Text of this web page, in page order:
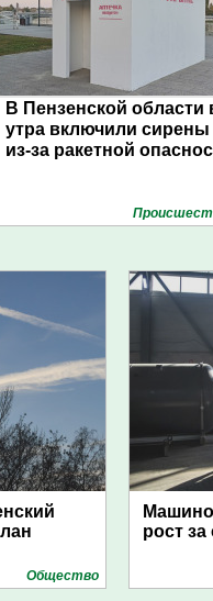
В Пензенской области
утра включили сирены
из-за ракетной
Общество
рост за